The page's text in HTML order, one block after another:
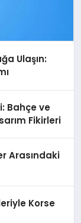
Ulaşın:
Bahçe ve
Fikirleri
Arasındaki
Korse